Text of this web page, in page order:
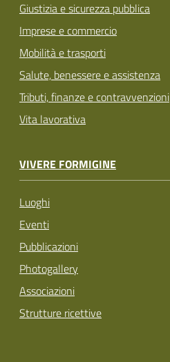
Giustizia e sicurezza pubblica
Imprese e commercio
Mobilità e trasporti
Salute, benessere e assistenza
Tributi, finanze e contravvenzioni
Vita lavorativa
VIVERE FORMIGINE
Luoghi
Eventi
Pubblicazioni
Photogallery
Associazioni
Strutture ricettive